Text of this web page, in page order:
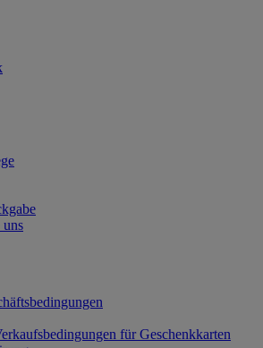
für Geschenkkarten